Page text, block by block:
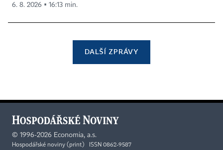
6. 8. 2026 ▪ 16:13 min.
DALŠÍ ZPRÁVY
© 1996-2026 Economia, a.s.
Hospodářské noviny (print) ISSN 0862-9587